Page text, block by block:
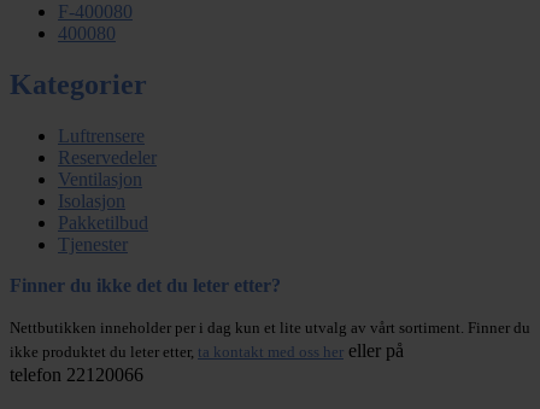
F-400080
400080
Kategorier
Luftrensere
Reservedeler
Ventilasjon
Isolasjon
Pakketilbud
Tjenester
Finner du ikke det du leter etter?
Nettbutikken inneholder per i dag kun et lite utvalg av vårt sortiment. Finner du
ikke produktet du leter etter, ta kontakt med oss her eller på
telefon 22120066